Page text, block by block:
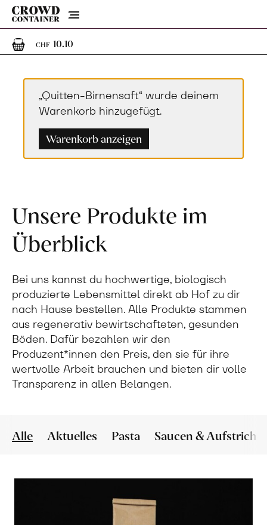
Menu
CHF 10.101 Artikel im Warenkorb
„Quitten-Birnensaft“ wurde deinem
Warenkorb hinzugefügt.
Warenkorb anzeigen
Unsere Produkte im
Überblick
Bei uns kannst du hochwertige, biologisch
produzierte Lebensmittel direkt ab Hof zu dir
nach Hause bestellen. Alle Produkte stammen
aus regenerativ bewirtschafteten, gesunden
Böden. Dafür bezahlen wir den
Produzent*innen den Preis, den sie für ihre
wertvolle Arbeit brauchen und bieten dir volle
Transparenz in allen Belangen.
Alle Aktuelles Pasta Saucen & Aufstriche